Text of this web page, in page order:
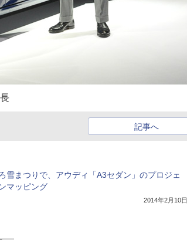
記事へ
雪まつりで、アウディ「A3セダン」のプロジェ
マッピング
2014年2月10日